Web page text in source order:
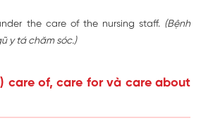
the care of the nursing staff. (Bệnh
y tá chăm sóc.)
care of, care for và care about